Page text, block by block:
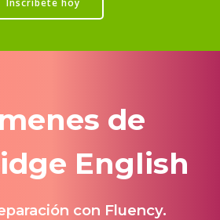
Inscríbete hoy
de
English
con Fluency.